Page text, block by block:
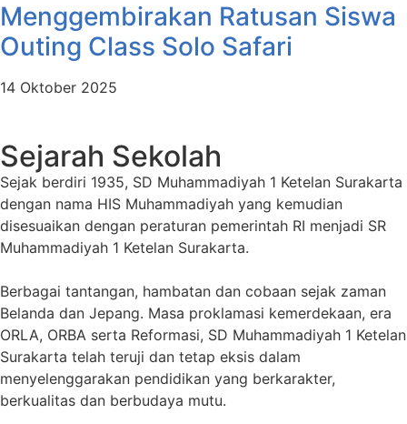
Menggembirakan Ratusan Siswa
Outing Class Solo Safari
14 Oktober 2025
Sejarah Sekolah
Sejak berdiri 1935, SD Muhammadiyah 1 Ketelan Surakarta
dengan nama HIS Muhammadiyah yang kemudian
disesuaikan dengan peraturan pemerintah RI menjadi SR
Muhammadiyah 1 Ketelan Surakarta.
Berbagai tantangan, hambatan dan cobaan sejak zaman
Belanda dan Jepang. Masa proklamasi kemerdekaan, era
ORLA, ORBA serta Reformasi, SD Muhammadiyah 1 Ketelan
Surakarta telah teruji dan tetap eksis dalam
menyelenggarakan pendidikan yang berkarakter,
berkualitas dan berbudaya mutu.